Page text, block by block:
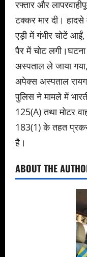
रफ्तार और
टक्कर मार दी।
एड़ी में गंभीर चोटें
पैर में चोट
अस्पताल ले जाया
अपेक्स अस्पताल
पुलिस ने मामले में
125(A) तथा मोटर
183(1) के तहत
है।
ABOUT THE